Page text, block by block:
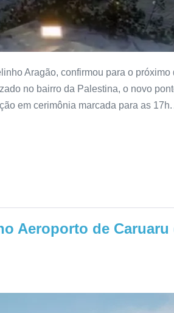
Aragão, confirmou para o próximo
no bairro da Palestina, o novo
em cerimônia marcada para as
Aeroporto de